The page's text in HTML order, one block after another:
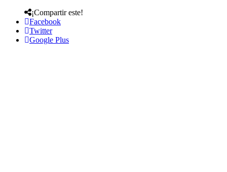
¡Compartir este!
Facebook
Twitter
Google Plus